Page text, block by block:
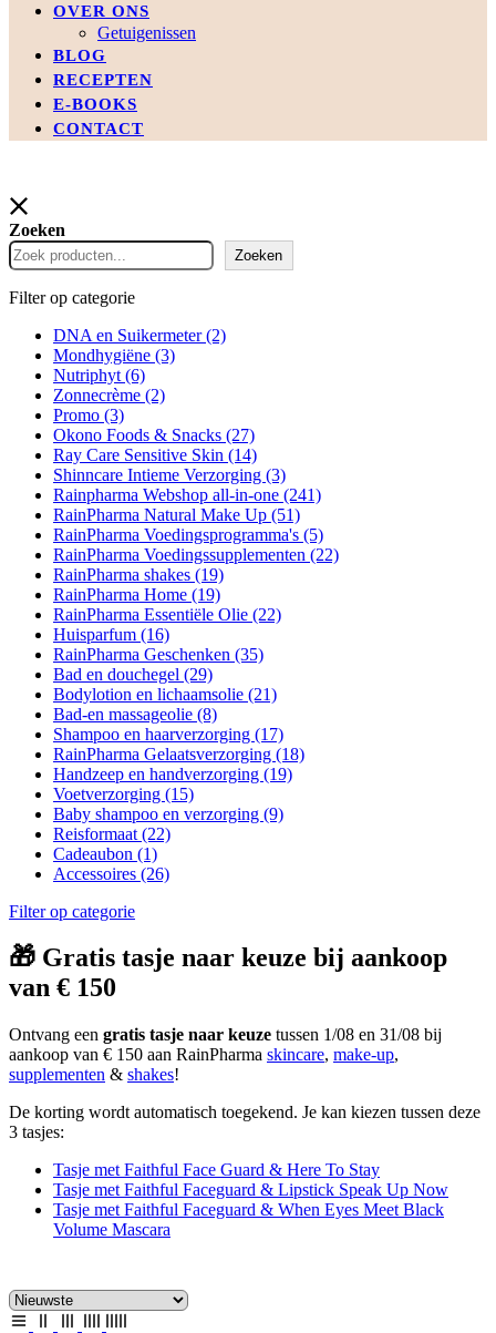
OVER ONS
Getuigenissen
BLOG
RECEPTEN
E-BOOKS
CONTACT
Zoeken
Zoeken
Filter op categorie
DNA en Suikermeter(2)
Mondhygiëne (3)
Nutriphyt (6)
Zonnecrème (2)
Promo (3)
Okono Foods & Snacks (27)
Ray Care Sensitive Skin (14)
Shinncare Intieme Verzorging (3)
Rainpharma Webshop all-in-one (241)
RainPharma Natural Make Up (51)
RainPharma Voedingsprogramma's (5)
RainPharma Voedingssupplementen (22)
RainPharma shakes (19)
RainPharma Home (19)
RainPharma Essentiële Olie (22)
Huisparfum (16)
RainPharma Geschenken (35)
Bad en douchegel (29)
Bodylotion en lichaamsolie (21)
Bad-en massageolie (8)
Shampoo en haarverzorging (17)
RainPharma Gelaatsverzorging (18)
Handzeep en handverzorging (19)
Voetverzorging (15)
Baby shampoo en verzorging (9)
Reisformaat (22)
Cadeaubon (1)
Accessoires (26)
Filter op categorie
🎁 Gratis tasje naar keuze bij aankoop
van € 150
Ontvang een gratis tasje naar keuze tussen 1/08 en 31/08 bij
aankoop van € 150 aan RainPharma skincare, make-up,
supplementen & shakes!
De korting wordt automatisch toegekend. Je kan kiezen tussen deze
3 tasjes:
Tasje met Faithful Face Guard & Here To Stay
Tasje met Faithful Faceguard & Lipstick Speak Up Now
Tasje met Faithful Faceguard & When Eyes Meet Black
Volume Mascara